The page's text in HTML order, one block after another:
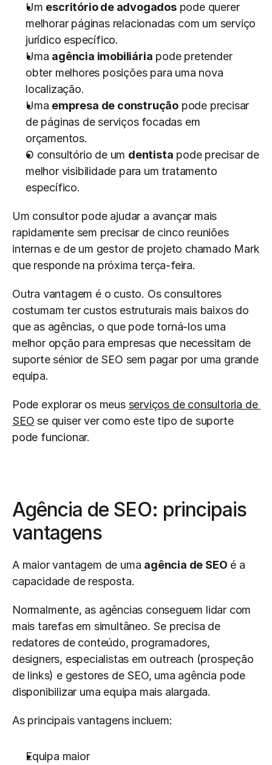
Um escritório de advogados pode querer
melhorar páginas relacionadas com um serviço
jurídico específico.
Uma agência imobiliária pode pretender
obter melhores posições para uma nova
localização.
Uma empresa de construção pode precisar
de páginas de serviços focadas em
orçamentos.
O consultório de um dentista pode precisar de
melhor visibilidade para um tratamento
específico.
Um consultor pode ajudar a avançar mais
rapidamente sem precisar de cinco reuniões
internas e de um gestor de projeto chamado Mark
que responde na próxima terça-feira.
Outra vantagem é o custo. Os consultores
costumam ter custos estruturais mais baixos do
que as agências, o que pode torná-los uma
melhor opção para empresas que necessitam de
suporte sénior de SEO sem pagar por uma grande
equipa.
Pode explorar os meus serviços de consultoria de
SEO se quiser ver como este tipo de suporte
pode funcionar.
Agência de SEO: principais
vantagens
A maior vantagem de uma agência de SEO é a
capacidade de resposta.
Normalmente, as agências conseguem lidar com
mais tarefas em simultâneo. Se precisa de
redatores de conteúdo, programadores,
designers, especialistas em outreach (prospeção
de links) e gestores de SEO, uma agência pode
disponibilizar uma equipa mais alargada.
As principais vantagens incluem:
Equipa maior